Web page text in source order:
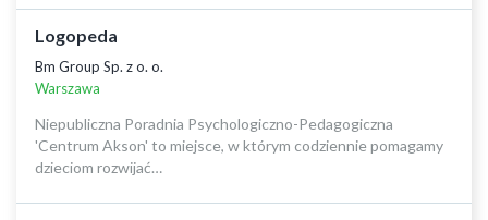
Logopeda
Bm Group Sp. z o. o.
Warszawa
Niepubliczna Poradnia Psychologiczno-Pedagogiczna
'Centrum Akson' to miejsce, w którym codziennie pomagamy
dzieciom rozwijać…